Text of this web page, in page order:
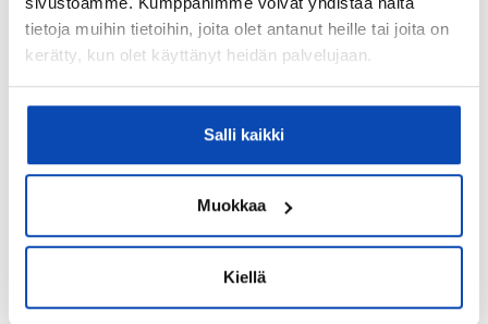
tietoja muihin tietoihin, joita olet antanut heille tai joita on
kerätty, kun olet käyttänyt heidän palvelujaan.
Salli kaikki
Muokkaa
Kiellä
Isännöitsijän nimi:
Emma Hemilä
emma.hemila@kiinteistotahkola.fi
Puhelinnumero:
Katuosoite:
Postinumero: